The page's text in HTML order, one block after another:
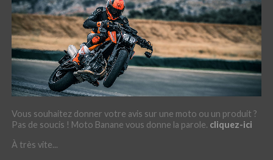
Vous souhaitez donner votre avis sur une moto ou un produit ?
Pas de soucis ! Moto Banane vous donne la parole. cliquez-ici
À très vite...